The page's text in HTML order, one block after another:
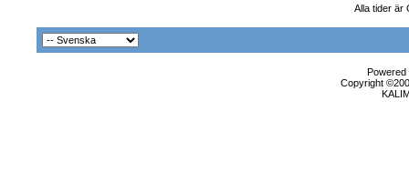
Alla tider är
Powered
Copyright